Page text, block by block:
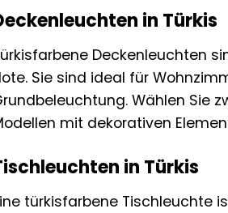
in Türkis
Deckenleuchten
Sie sind ideal für
Wählen Sie
mit dekorativen
in Türkis
türkisfarbene Tischleuchte